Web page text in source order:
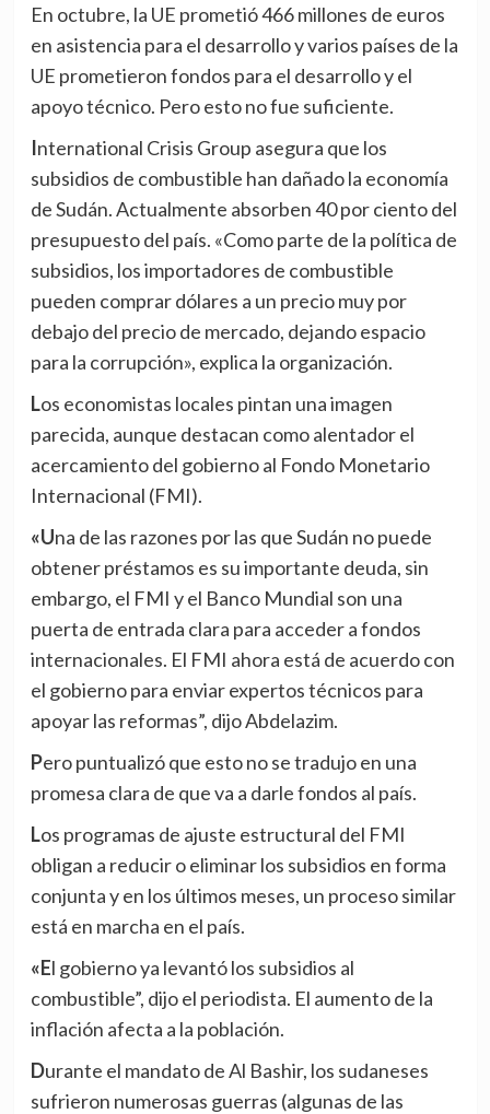
En octubre, la UE prometió 466 millones de euros
en asistencia para el desarrollo y varios países de la
UE prometieron fondos para el desarrollo y el
apoyo técnico. Pero esto no fue suficiente.
International Crisis Group asegura que los
subsidios de combustible han dañado la economía
de Sudán. Actualmente absorben 40 por ciento del
presupuesto del país. «Como parte de la política de
subsidios, los importadores de combustible
pueden comprar dólares a un precio muy por
debajo del precio de mercado, dejando espacio
para la corrupción», explica la organización.
Los economistas locales pintan una imagen
parecida, aunque destacan como alentador el
acercamiento del gobierno al Fondo Monetario
Internacional (FMI).
«Una de las razones por las que Sudán no puede
obtener préstamos es su importante deuda, sin
embargo, el FMI y el Banco Mundial son una
puerta de entrada clara para acceder a fondos
internacionales. El FMI ahora está de acuerdo con
el gobierno para enviar expertos técnicos para
apoyar las reformas”, dijo Abdelazim.
Pero puntualizó que esto no se tradujo en una
promesa clara de que va a darle fondos al país.
Los programas de ajuste estructural del FMI
obligan a reducir o eliminar los subsidios en forma
conjunta y en los últimos meses, un proceso similar
está en marcha en el país.
«El gobierno ya levantó los subsidios al
combustible”, dijo el periodista. El aumento de la
inflación afecta a la población.
Durante el mandato de Al Bashir, los sudaneses
sufrieron numerosas guerras (algunas de las